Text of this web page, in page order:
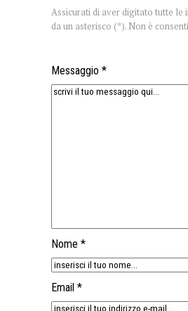
Assicurati di aver digitato tutte
da un asterisco (*). Non è
Messaggio *
Nome *
Email *